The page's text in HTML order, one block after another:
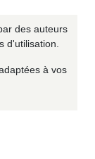
des auteurs
d'utilisation.
à vos